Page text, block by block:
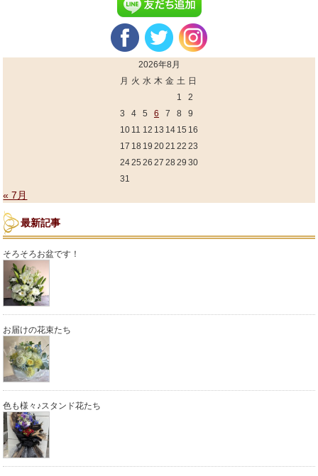
2026年8月
月 火 水 木 金 土 日
1
2
3
4 5 6 7 8
9
10 11 12 13 14 15 16
17 18 19 2021 22 23
2425 26 27 28 29 30
31
« 7月
最新記事
そろそろお盆です！
お届けの花束たち
色も様々♪スタンド花たち